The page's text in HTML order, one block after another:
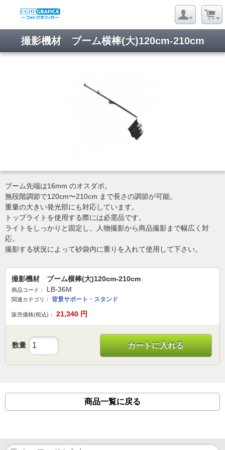
撮影機材 ブーム横棒(大)120cm-210cm
ブーム先端は16mm のオスダボ。
無段階調節で120cm〜210cm まで長さの調節が可能。
重量の大きい発光部にも対応しています。
トップライトを使用する際には必需品です。
ライトをしっかりと固定し、人物撮影から商品撮影まで幅広く対
応。
撮影する状況によって砂袋内に重りを入れて使用して下さい。
撮影機材 ブーム横棒(大)120cm-210cm
商品コード： LB-36M
関連カテゴリ： 背景サポート・スタンド
販売価格(税込)： 21,340 円
数量 カートに入れる
商品一覧に戻る